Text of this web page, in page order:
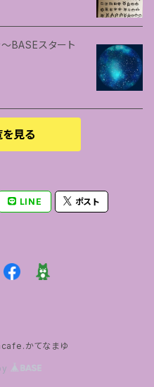
BASEスタート
見る
LINE ポスト
かてなまゆ